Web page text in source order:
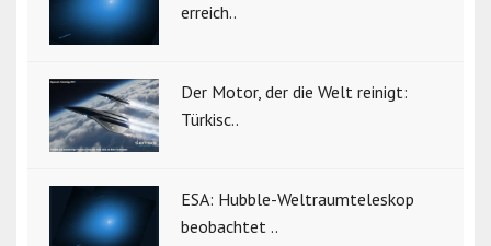
erreich..
Der Motor, der die Welt reinigt:
Türkisc..
ESA: Hubble-Weltraumteleskop
beobachtet ..